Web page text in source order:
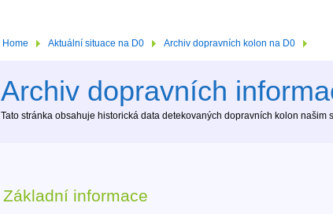
Home Aktuální situace na D0 Archiv dopravních kolon na D0
Archiv dopravních
Tato stránka obsahuje historická data detekovaných dopravních kolon našim
Základní informace